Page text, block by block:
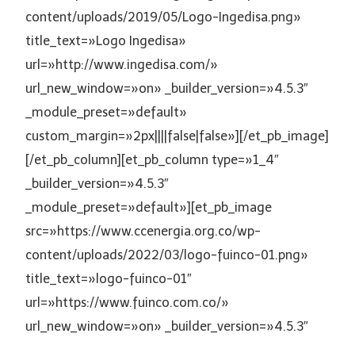
content/uploads/2019/05/Logo-Ingedisa.png»
title_text=»Logo Ingedisa»
url=»http://www.ingedisa.com/»
url_new_window=»on» _builder_version=»4.5.3″
_module_preset=»default»
custom_margin=»2px||||false|false»][/et_pb_image]
[/et_pb_column][et_pb_column type=»1_4″
_builder_version=»4.5.3″
_module_preset=»default»][et_pb_image
src=»https://www.ccenergia.org.co/wp-
content/uploads/2022/03/logo-fuinco-01.png»
title_text=»logo-fuinco-01″
url=»https://www.fuinco.com.co/»
url_new_window=»on» _builder_version=»4.5.3″